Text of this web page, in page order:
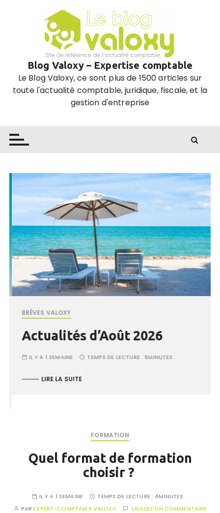
Blog Valoxy – Expertise comptable
Le Blog Valoxy, ce sont plus de 1500 articles sur
toute l'actualité comptable, juridique, fiscale, et la
gestion d'entreprise
BRÈVES VALOXY
Actualités d’Août 2026
IL Y A 1 SEMAINE TEMPS DE LECTURE : 6MINUTES
LIRE LA SUITE
FORMATION
Quel format de formation
choisir ?
IL Y A 1 SEMAINE TEMPS DE LECTURE : 4MINUTES
PAREXPERT-COMPTABLE VALOXY LAISSEZ UN COMMENTAIRE